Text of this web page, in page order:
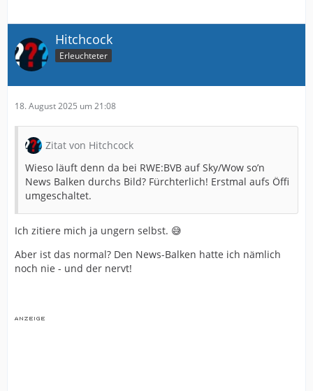
Hitchcock
Erleuchteter
18. August 2025 um 21:08
Zitat von Hitchcock
Wieso läuft denn da bei RWE:BVB auf Sky/Wow so’n
News Balken durchs Bild? Fürchterlich! Erstmal aufs Öffi
umgeschaltet.
Ich zitiere mich ja ungern selbst. 😅
Aber ist das normal? Den News-Balken hatte ich nämlich
noch nie - und der nervt!